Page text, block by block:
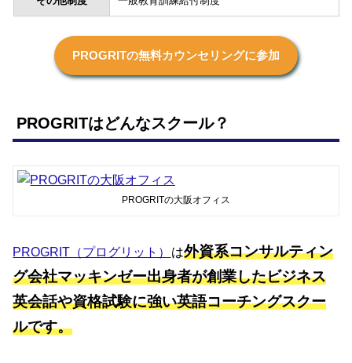
PROGRITの無料カウンセリングに参加
PROGRITはどんなスクール？
PROGRITの大阪オフィス
PROGRIT（プログリット） は外資系コンサルティン
グ会社マッキンゼー出身者が創業したビジネス
英会話や資格試験に強い英語コーチングスクー
ルです。